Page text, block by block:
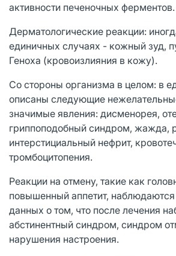
активности печеночных ферментов.
Дерматологические реакции:
единичных случаях - кожный зуд,
Геноха (кровоизлияния в кожу).
Со стороны организма в целом: в
описаны следующие
значимые явления: дисменорея,
гриппоподобный синдром, жажда,
интерстициальный нефрит,
тромбоцитопения.
Реакции на отмену, такие как
повышенный аппетит,
данных о том, что после лечения
абстинентный синдром, синдром
нарушения настроения.